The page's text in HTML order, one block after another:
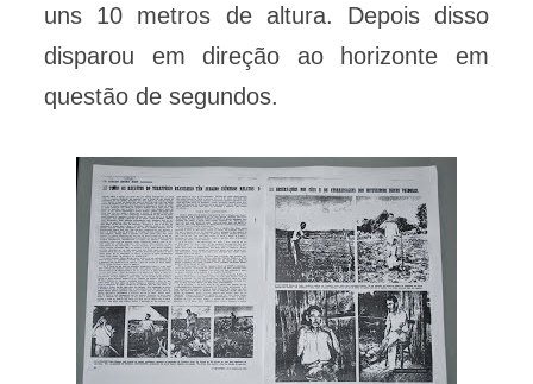
uns 10 metros de altura. Depois disso
disparou em direção ao horizonte em
questão de segundos.